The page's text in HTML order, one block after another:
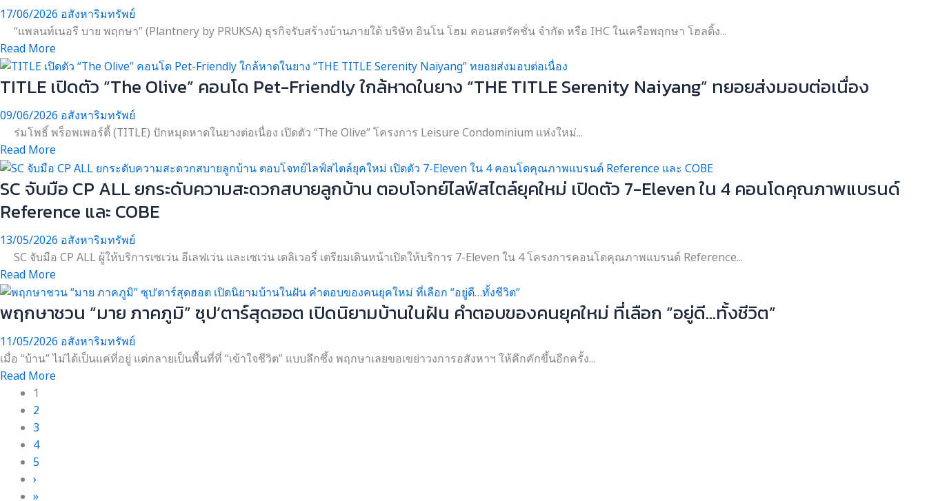
17/06/2026 อสังหาริมทรัพย์
“แพลนท์เนอรี บาย พฤกษา” (Plantnery by PRUKSA) ธุรกิจรับสร้างบ้านภายใต้ บริษัท อินโน โฮม คอนสตรัคชั่น จำกัด หรือ IHC ในเครือพฤกษา โฮลดิ้ง...
Read More
TITLE เปิดตัว “The Olive” คอนโด Pet-Friendly ใกล้หาดในยาง “THE TITLE Serenity Naiyang” ทยอยส่งมอบต่อเนื่อง
09/06/2026 อสังหาริมทรัพย์
ร่มโพธิ์ พร็อพเพอร์ตี้ (TITLE) ปักหมุดหาดในยางต่อเนื่อง เปิดตัว “The Olive” โครงการ Leisure Condominium แห่งใหม่...
Read More
SC จับมือ CP ALL ยกระดับความสะดวกสบายลูกบ้าน ตอบโจทย์ไลฟ์สไตล์ยุคใหม่ เปิดตัว 7-Eleven ใน 4 คอนโดคุณภาพแบรนด์
Reference และ COBE
13/05/2026 อสังหาริมทรัพย์
SC จับมือ CP ALL ผู้ให้บริการเซเว่น อีเลฟเว่น และเซเว่น เดลิเวอรี่ เตรียมเดินหน้าเปิดให้บริการ 7-Eleven ใน 4 โครงการคอนโดคุณภาพแบรนด์ Reference...
Read More
พฤกษาชวน “มาย ภาคภูมิ” ซุป’ตาร์สุดฮอต เปิดนิยามบ้านในฝัน คำตอบของคนยุคใหม่ ที่เลือก “อยู่ดี…ทั้งชีวิต”
11/05/2026 อสังหาริมทรัพย์
เมื่อ “บ้าน” ไม่ได้เป็นแค่ที่อยู่ แต่กลายเป็นพื้นที่ที่ “เข้าใจชีวิต” แบบลึกซึ้ง พฤกษาเลยขอเขย่าวงการอสังหาฯ ให้คึกคักขึ้นอีกครั้ง...
Read More
1
2
3
4
5
›
»